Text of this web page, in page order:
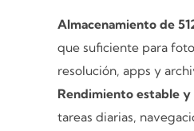
Almacenamiento de
que suficiente para
resolución, apps y
Rendimiento estable
tareas diarias,